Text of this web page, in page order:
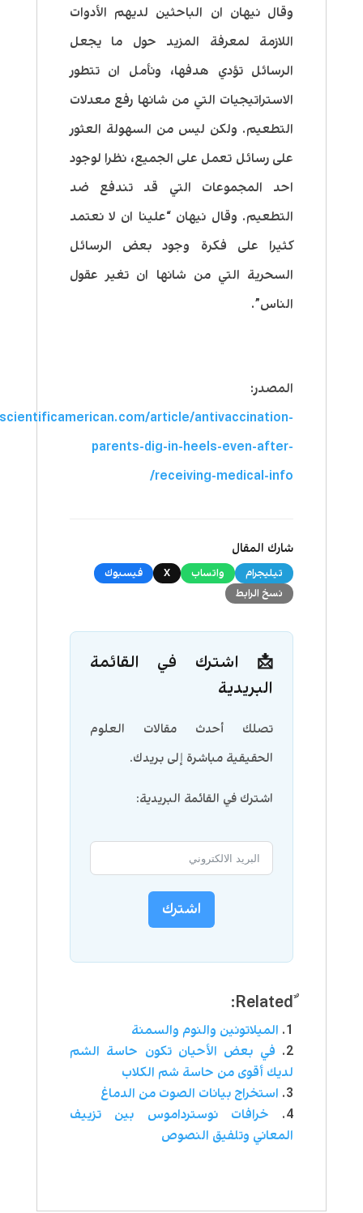
وقال نيهان ان الباحثين لديهم الأدوات
اللازمة لمعرفة المزيد حول ما يجعل
الرسائل تؤدي هدفها، ونأمل ان تتطور
الاستراتيجيات التي من شانها رفع معدلات
التطعيم. ولكن ليس من السهولة العثور
على رسائل تعمل على الجميع، نظرا لوجود
احد المجموعات التي قد تندفع ضد
التطعيم. وقال نيهان “علينا ان لا نعتمد
كثيرا على فكرة وجود بعض الرسائل
السحرية التي من شانها ان تغير عقول
الناس”.
المصدر:
article/antivaccination-
parents-dig-in-heels-even-after-
receiving-medical-info/
شارك المقال
تيليجرام واتساب X
فيسبوك
نسخ الرابط
📩 اشترك في القائمة
البريدية
تصلك أحدث مقالات العلوم
الحقيقية مباشرة إلى بريدك.
اشترك في القائمة البريدية:
اشترك
ٌRelated:
الميلاتونين والنوم والسمنة
في بعض الأحيان تكون حاسة الشم
لديك أقوى من حاسة شم الكلاب
استخراج بيانات الصوت من الدماغ
خرافات نوسترداموس بین تزييف
المعاني وتلفيق النصوص